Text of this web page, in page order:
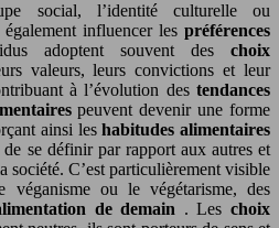
social, l’identité culturelle ou
influencer les préférences
adoptent souvent des choix
valeurs, leurs convictions et leur
à l’évolution des tendances
peuvent devenir une forme
ainsi leshabitudes alimentaires
se définir par rapport aux autres et
société. C’est particulièrement visible
véganisme ou le végétarisme, des
de demain . Les choix